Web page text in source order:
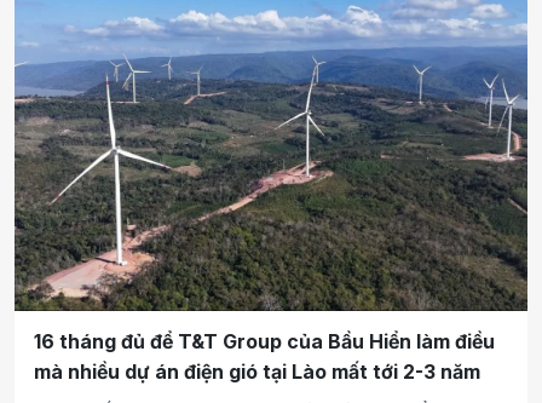
16 tháng đủ để T&T Group của Bầu Hiển làm điều
mà nhiều dự án điện gió tại Lào mất tới 2-3 năm